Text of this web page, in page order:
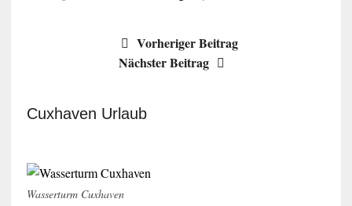
Vorheriger Beitrag
Nächster Beitrag
Cuxhaven Urlaub
Wasserturm Cuxhaven